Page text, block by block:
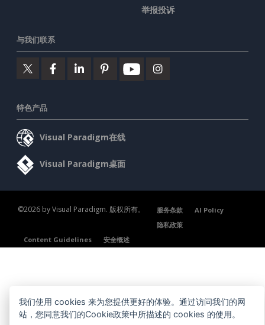
举报投诉
与我们联系
特色产品
Visual Paradigm在线
Visual Paradigm桌面
©2026 by Visual Paradigm. 版权所有。 服务条款
AI Policy
隐私政策
Content Guidelines
安全概述
我们使用 cookies 来为您提供更好的体验。通过访问我们的网
站，您同意我们的Cookie政策中所描述的 cookies 的使用。